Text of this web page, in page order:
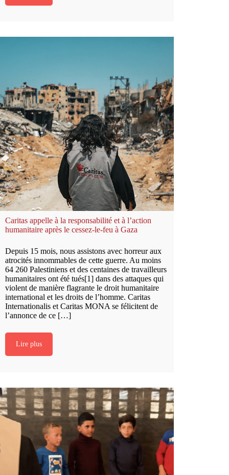
Caritas appelle à la responsabilité et à l’action
humanitaire après le cessez-le-feu à Gaza
Depuis 15 mois, nous assistons avec horreur aux
atrocités innommables de cette guerre. Au moins
64 260 Palestiniens et des centaines de travailleurs
humanitaires ont été tués[1] dans des attaques qui
violent de manière flagrante le droit humanitaire
international et les droits de l’homme. Caritas
Internationalis et Caritas MONA se félicitent de
l’annonce de ce […]
Lire plus